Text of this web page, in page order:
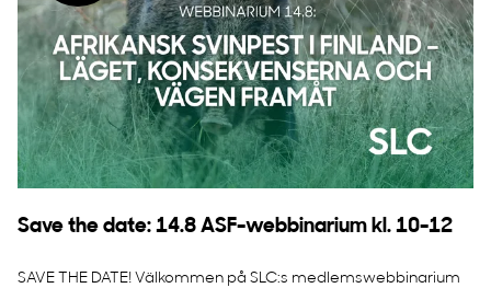
Save the date: 14.8 ASF-webbinarium kl. 10-12
SAVE THE DATE! Välkommen på SLC:s medlemswebbinarium